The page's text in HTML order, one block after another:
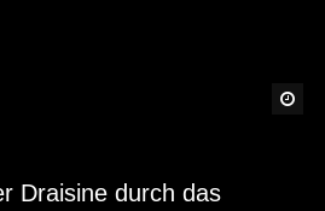
Draisine durch das